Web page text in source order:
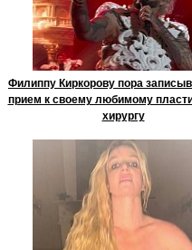
Филиппу Киркорову пора
прием к своему любимому
хирургу